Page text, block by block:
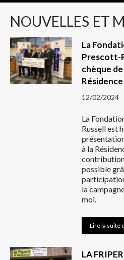
NOUVELLES ET
La
Prescott-
chèque de
12/02/2024
La
Russell est
à la
possible
la
moi.
Lire la suite
LA